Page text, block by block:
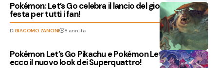
Pokémon: Let’s Go celebra il lancio del gioco con una
festa per tutti i fan!
DiGIACOMO ZANONI 8 anni fa
Pokémon Let’s Go Pikachu e Pokémon Let’s Go Eevee:
ecco il nuovo look dei Superquattro!